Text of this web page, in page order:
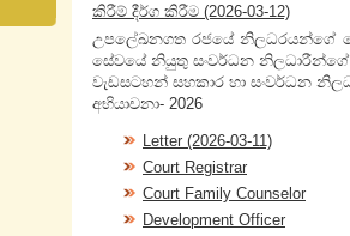
කිරීම් දීර්ග කිරීම (2026-03-12)
උපලේඛනගත රජයේ නිලධරයන්ගේ
සේවයේ නියුතු සංවර්ධන
වැඩසටහන් සහකාර හා සංවර්ධන
අභියාචනා- 2026
Letter (2026-03-11)
Court Registrar
Court Family Counselor
Development Officer